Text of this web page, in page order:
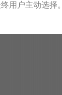
用户主动选择。